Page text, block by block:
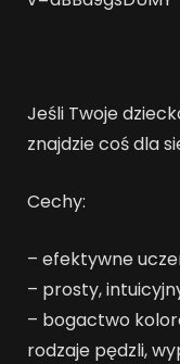
Jeśli Twoje
znajdzie coś dla
Cechy:
– efektywne
– prosty,
– bogactwo
rodzaje pędzli,